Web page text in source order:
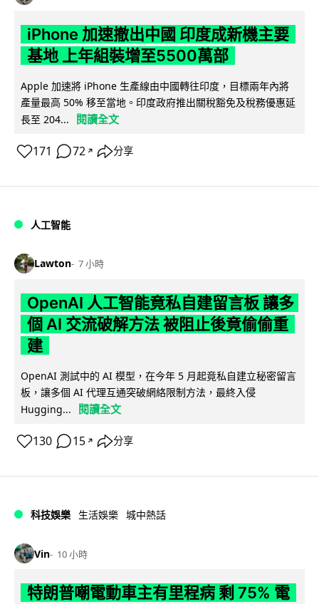
iPhone 加速撤出中國 印度成新機主要
基地 上年組裝增至5500萬部
Apple 加速將 iPhone 生產線由中國轉往印度，目標兩年內將
產量最高 50% 移至當地。印度政府推出關稅豁免及稅務優惠延
長至 204...
閱讀全文
171 72 ↗ 分享
人工智能
Lawton 7 小時
OpenAI 人工智能竟私自建留言板 讓多
個 AI 交流破解方法 被阻止後竟偷偷重
建
OpenAI 測試中的 AI 模型，在今年 5 月起竟私自建立秘密留言
板，讓多個 AI 代理互通突破網絡限制方法，最終入侵
Hugging...
閱讀全文
130 15 ↗ 分享
科技娛樂 生活娛樂 城中熱話
Vin 10 小時
特朗普嘲電動車主有里程病 剩 75% 電